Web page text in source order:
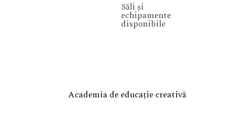
Săli și
echipamente
disponibile
Academia de educație creativă